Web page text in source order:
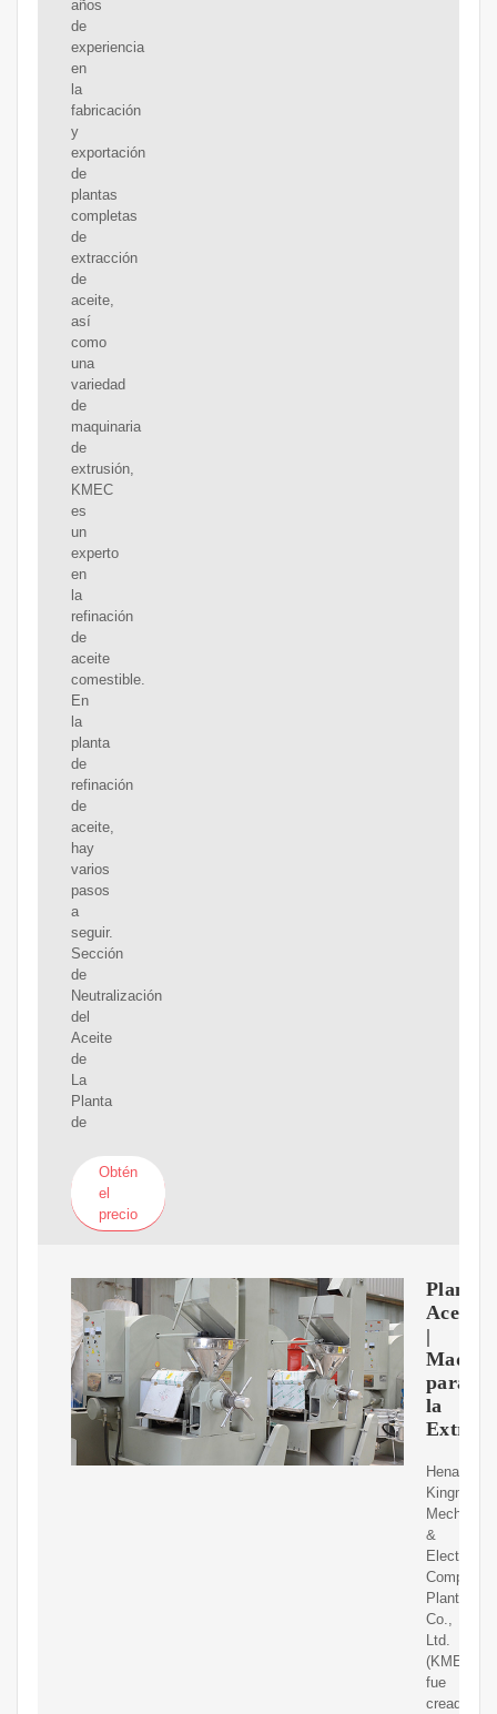
años
de
experiencia
en
la
fabricación
y
exportación
de
plantas
completas
de
extracción
de
aceite,
así
como
una
variedad
de
maquinaria
de
extrusión,
KMEC
es
un
experto
en
la
refinación
de
aceite
comestible.
En
la
planta
de
refinación
de
aceite,
hay
varios
pasos
a
seguir.
Sección
de
Neutralización
del
Aceite
de
La
Planta
de
Obtén
el
precio
Plantas
|
para
la
Henan
Kingman
&
Electrical
Complete
Plant
Co.,
Ltd.
(KMEC)
fue
creada